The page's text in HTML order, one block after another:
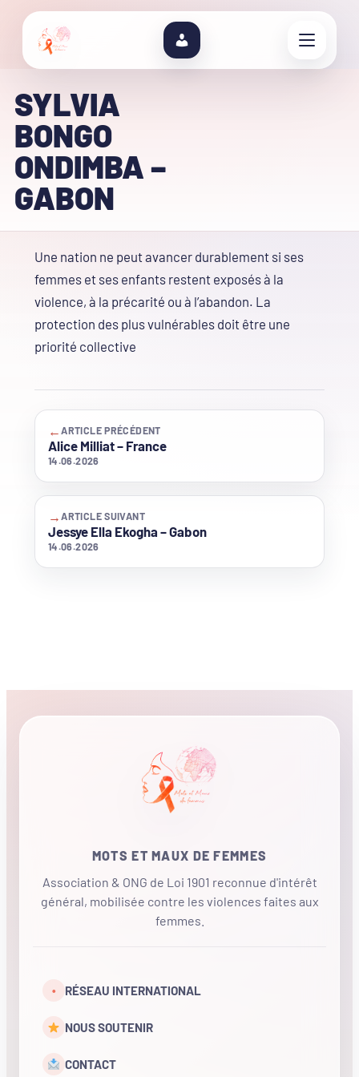
SYLVIA
BONGO
ONDIMBA –
GABON
Une nation ne peut avancer durablement si ses
femmes et ses enfants restent exposés à la
violence, à la précarité ou à l’abandon. La
protection des plus vulnérables doit être une
priorité collective
←ARTICLE PRÉCÉDENT
Alice Milliat – France
14.06.2026
→ARTICLE SUIVANT
Jessye Ella Ekogha – Gabon
14.06.2026
MOTS ET MAUX DE FEMMES
Association & ONG de Loi 1901 reconnue d'intérêt
général, mobilisée contre les violences faites aux
femmes.
• RÉSEAU INTERNATIONAL
NOUS SOUTENIR
CONTACT